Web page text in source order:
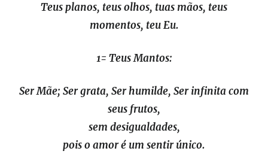
Teus planos, teus olhos, tuas mãos, teus
momentos, teu Eu.
1= Teus Mantos:
Ser Mãe; Ser grata, Ser humilde, Ser infinita com
seus frutos,
sem desigualdades,
pois o amor é um sentir único.